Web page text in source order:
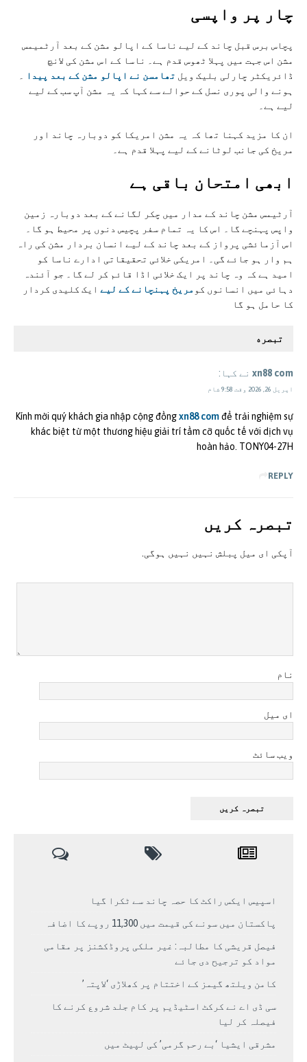
چار پر واپسی
پچاس برس قبل چاند کے لیے ناسا کے اپالو مشن کے بعد آرٹمیمس
مشن اس جہت میں پہلا ٹھوس قدم ہے۔ ناسا کے اس مشن کی لانچ
ڈائریکٹر چارلی بلیک ویل تھامسن نے اپالو مشن کے بعد پیدا ۔
ہونے والی پوری نسل کے حوالے سے کہا کہ یہ مشن آپ سب کے لیے
لیے ہے۔
ان کا مزید کہنا تھا کہ یہ مشن امریکا کو دوبارہ چاند اور
مریخ کی جانب لوٹانے کے لیے پہلا قدم ہے۔
ابھی امتحان باقی ہے
آرٹیمس مشن چاند کے مدار میں چکر لگانے کے بعد دوبارہ زمین
واپس پہنچے گا۔ اس کا یہ تمام سفر پچیس دنوں پر محیط ہو گا۔
اس آزمائشی پرواز کے بعد چاند کے لیے انسان بردار مشن کی راہ
ہم وار ہو جائے گی۔ امریکی خلائی تحقیقاتی ادارے ناسا کو
امید ہے کہ وہ چاند پر ایک خلائی اڈا قائم کر لے گا۔ جو آئندہ
دہائی میں انسانوں کو مریخ پہنچانے کے لیے ایک کلیدی کردار
کا حامل ہو گا
تبصره
xn88 com نے کہا:
اپریل 26, 2026 وقت 9:58 شام
Kính mời quý khách gia nhập cộng đồngxn88 comđể trải nghiệm sự
khác biệt từ một thương hiệu giải trí tầm cỡ quốc tế với dịch vụ
hoàn hảo. TONY04-27H
REPLY
تبصرہ کريں
آپکی ای ميل پبلش نہيں نہيں ہوگی.
نام
ای میل
ویب سائٹ
اسپیس ایکس راکٹ کا حصہ چاند سے ٹکرا گیا
پاکستان میں سونے کی قیمت میں 11,300 روپے کا اضافہ
فیصل قریشی کا مطالبہ: غیر ملکی پروڈکشنز پر مقامی
مواد کو ترجیح دی جائے
کامن ویلتھ گیمز کے اختتام پر کھلاڑی ‘لاپتہ’
سی ڈی اے نے کرکٹ اسٹیڈیم پر کام جلد شروع کرنے کا
فیصلہ کر لیا
مشرقی ایشیا ‘بے رحم گرمی’ کی لپیٹ میں